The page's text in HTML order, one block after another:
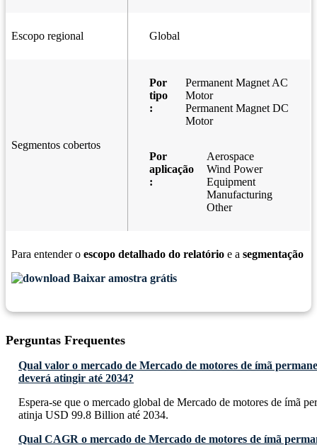
Escopo regional Global
Segmentos cobertos
Por
tipo
:
Permanent Magnet AC
Motor
Permanent Magnet DC
Motor
Por
aplicação
:
Aerospace
Wind Power
Equipment
Manufacturing
Other
Para entender o escopo detalhado do relatório e a segmentação
Baixar amostra grátis
Perguntas Frequentes
Qual valor o mercado de Mercado de motores de ímã
deverá atingir até 2034?
Espera-se que o mercado global de Mercado de motores de ímã
atinja USD 99.8 Billion até 2034.
Qual CAGR o mercado de Mercado de motores de ímã